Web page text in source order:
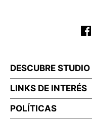
DESCUBRE STUDIO
LINKS DE INTERÉS
POLÍTICAS